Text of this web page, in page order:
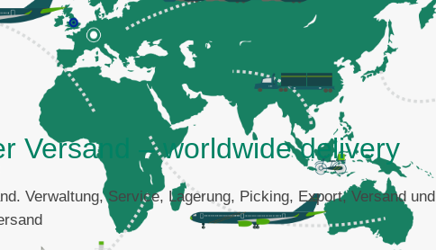
Versand – worldwide delivery
Verwaltung, Service, Lagerung, Picking, Export, Versand und